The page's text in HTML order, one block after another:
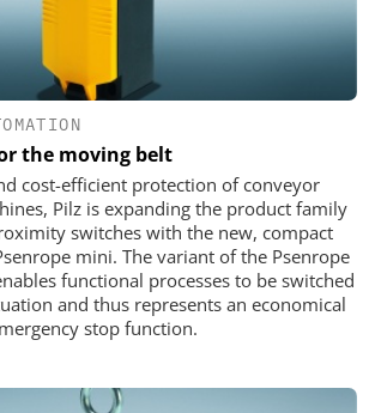
the moving belt
cost-efficient protection of conveyor
Pilz is expanding the product family
switches with the new, compact
mini. The variant of the Psenrope
functional processes to be switched
and thus represents an economical
stop function.